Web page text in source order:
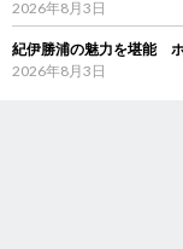
2026年8月3日
紀伊勝浦の魅力を堪能
2026年8月3日